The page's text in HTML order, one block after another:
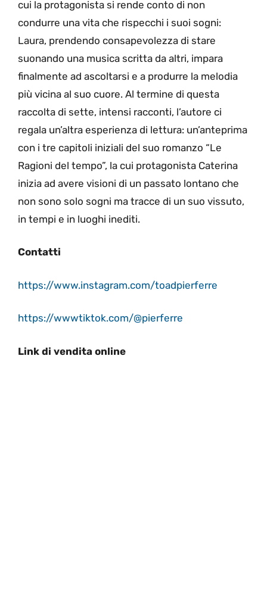
cui la protagonista si rende conto di non
condurre una vita che rispecchi i suoi sogni:
Laura, prendendo consapevolezza di stare
suonando una musica scritta da altri, impara
finalmente ad ascoltarsi e a produrre la melodia
più vicina al suo cuore. Al termine di questa
raccolta di sette, intensi racconti, l’autore ci
regala un’altra esperienza di lettura: un’anteprima
con i tre capitoli iniziali del suo romanzo “Le
Ragioni del tempo”, la cui protagonista Caterina
inizia ad avere visioni di un passato lontano che
non sono solo sogni ma tracce di un suo vissuto,
in tempi e in luoghi inediti.
Contatti
https://www.instagram.com/toadpierferre
https://wwwtiktok.com/@pierferre
Link di vendita online